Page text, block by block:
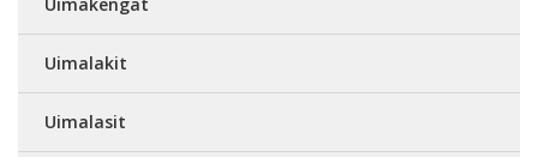
Uimalakit
Uimalasit